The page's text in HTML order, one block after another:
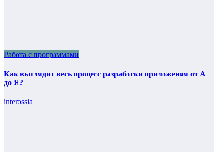
Работа с программами
Как выглядит весь процесс разработки приложения от А
до Я?
interossia